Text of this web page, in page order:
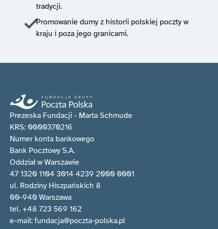
tradycji.
Promowanie dumy z historii polskiej poczty w
kraju i poza jego granicami.
Prezeska Fundacji - Marta Schmude
KRS: 0000370216
Numer konta bankowego
Bank Pocztowy S.A.
Oddział w Warszawie
47 1320 1104 3014 4239 2000 0001
ul. Rodziny Hiszpańskich 8
00-940 Warszawa
tel. +48 723 569 162
e-mail: fundacja@poczta-polska.pl